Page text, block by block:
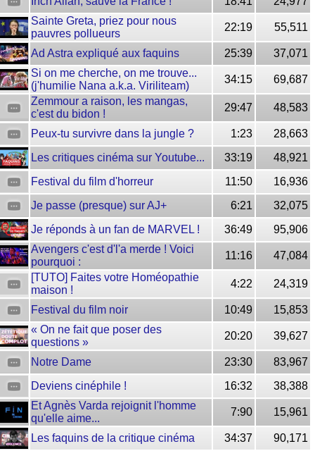
Sainte Greta, priez pour nous
pauvres pollueurs
22:19 55,511
Ad Astra expliqué aux faquins 25:39
37,071
Si on me cherche, on me trouve...
(j'humilie Nana a.k.a. Viriliteam)
34:15
69,687
Zemmour a raison, les mangas,
c'est du bidon !
29:47 48,583
Peux-tu survivre dans la jungle ? 1:23
28,663
Les critiques cinéma sur Youtube...
33:19
48,921
Festival du film d'horreur
11:50
16,936
Je passe (presque) sur AJ+
6:21
32,075
Je réponds à un fan de MARVEL !
36:49
95,906
Avengers c'est d'l'a merde ! Voici
pourquoi :
11:16
47,084
[TUTO] Faites votre Homéopathie
maison !
4:22 24,319
Festival du film noir 10:49
15,853
« On ne fait que poser des
questions »
20:20 39,627
Notre Dame 23:30
83,967
Deviens cinéphile !
16:32
38,388
Et Agnès Varda rejoignit l'homme
qu'elle aime...
7:90 15,961
Les faquins de la critique cinéma 34:37
90,171